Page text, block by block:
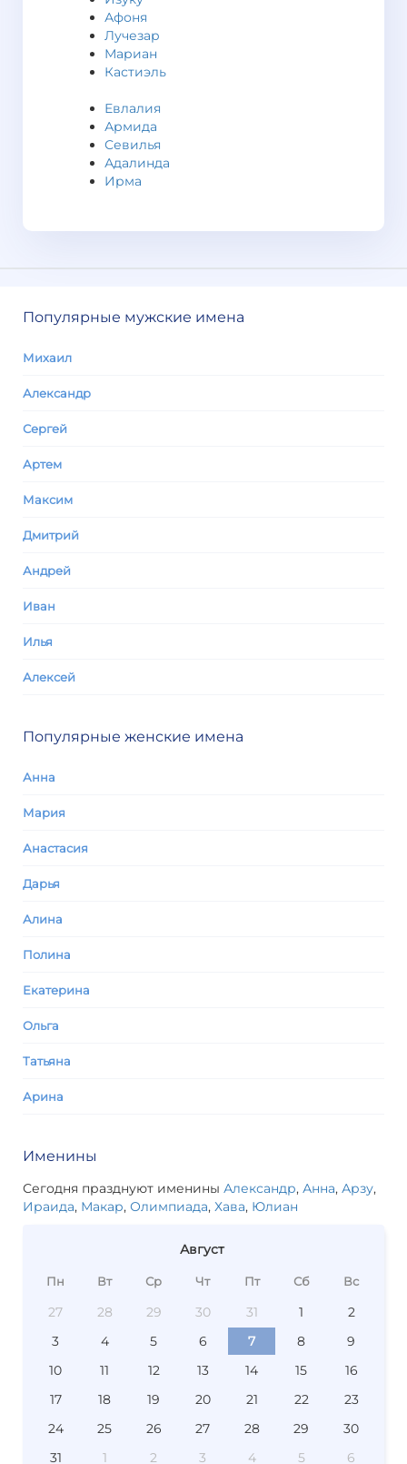
Афоня
Лучезар
Мариан
Кастиэль
Евлалия
Армида
Севилья
Адалинда
Ирма
Популярные мужские имена
Михаил
Александр
Сергей
Артем
Максим
Дмитрий
Андрей
Иван
Илья
Алексей
Популярные женские имена
Анна
Мария
Анастасия
Дарья
Алина
Полина
Екатерина
Ольга
Татьяна
Арина
Именины
Сегодня празднуют именины Александр, Анна, Арзу,
Ираида, Макар, Олимпиада, Хава, Юлиан
Август
Пн Вт Ср Чт Пт Сб Вс
27 28 29 30 31 1
2
3
4 5 6 7 8
9
10
11 12 13 14 15
16
17
18 19 20 21 22
23
24
25 26 27 28 29
30
31
1 2 3 4 5 6